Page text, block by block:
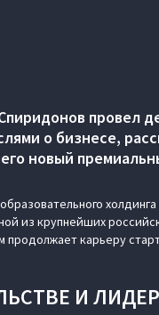
провел
о бизнесе,
новый
из крупнейших
карьеру
И